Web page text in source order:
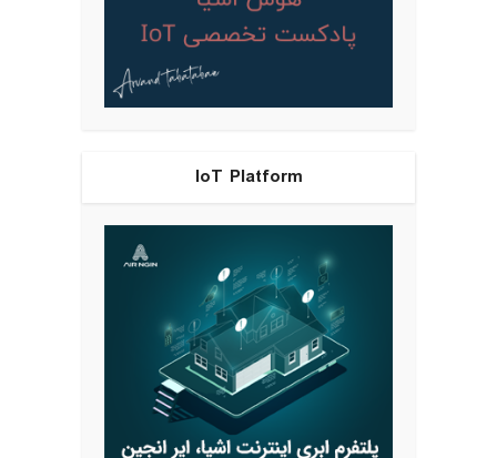
IoT Platform